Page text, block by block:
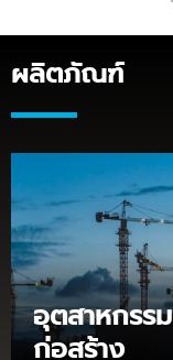
ผลิตภัณฑ์
อุตสาหกรรม
ก่อสร้าง